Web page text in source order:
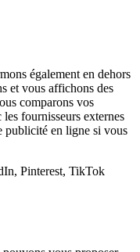
également en dehors
et vous affichons des
comparons vos
fournisseurs externes
publicité en ligne si vous
Pinterest, TikTok